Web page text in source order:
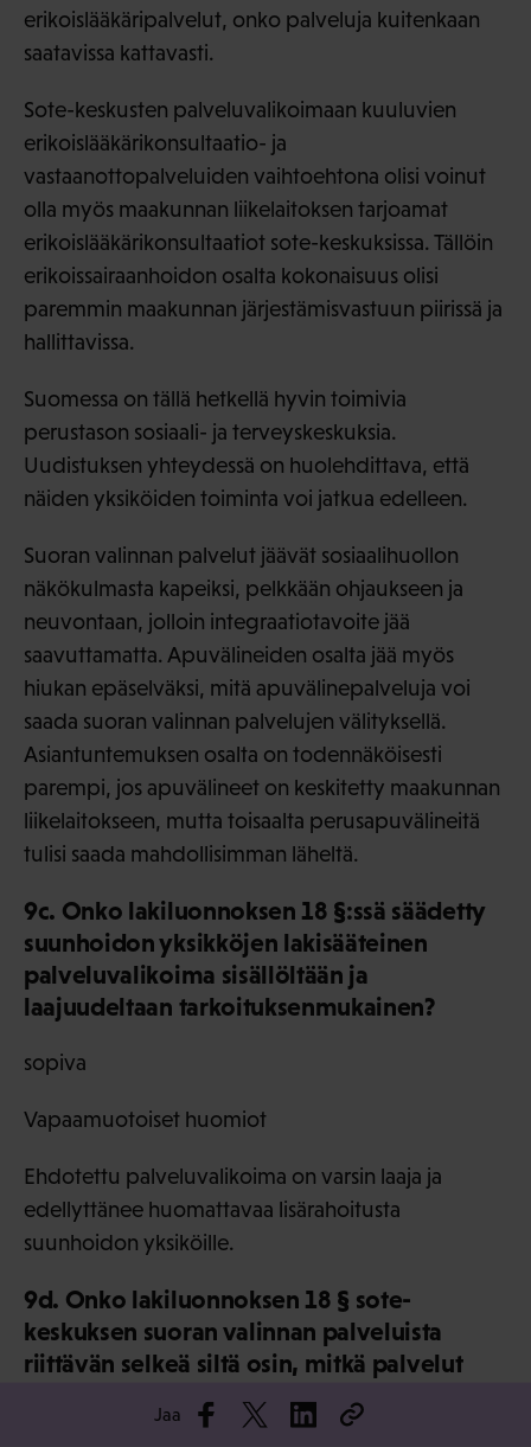
erikoislääkäripalvelut, onko palveluja kuitenkaan
saatavissa kattavasti.
Sote-keskusten palveluvalikoimaan kuuluvien
erikoislääkärikonsultaatio- ja
vastaanottopalveluiden vaihtoehtona olisi voinut
olla myös maakunnan liikelaitoksen tarjoamat
erikoislääkärikonsultaatiot sote-keskuksissa. Tällöin
erikoissairaanhoidon osalta kokonaisuus olisi
paremmin maakunnan järjestämisvastuun piirissä ja
hallittavissa.
Suomessa on tällä hetkellä hyvin toimivia
perustason sosiaali- ja terveyskeskuksia.
Uudistuksen yhteydessä on huolehdittava, että
näiden yksiköiden toiminta voi jatkua edelleen.
Suoran valinnan palvelut jäävät sosiaalihuollon
näkökulmasta kapeiksi, pelkkään ohjaukseen ja
neuvontaan, jolloin integraatiotavoite jää
saavuttamatta. Apuvälineiden osalta jää myös
hiukan epäselväksi, mitä apuvälinepalveluja voi
saada suoran valinnan palvelujen välityksellä.
Asiantuntemuksen osalta on todennäköisesti
parempi, jos apuvälineet on keskitetty maakunnan
liikelaitokseen, mutta toisaalta perusapuvälineitä
tulisi saada mahdollisimman läheltä.
9c. Onko lakiluonnoksen 18 §:ssä säädetty
suunhoidon yksikköjen lakisääteinen
palveluvalikoima sisällöltään ja
laajuudeltaan tarkoituksenmukainen?
sopiva
Vapaamuotoiset huomiot
Ehdotettu palveluvalikoima on varsin laaja ja
edellyttänee huomattavaa lisärahoitusta
suunhoidon yksiköille.
9d. Onko lakiluonnoksen 18 § sote-
keskuksen suoran valinnan palveluista
riittävän selkeä siltä osin, mitkä palvelut
kuuluvat suoran valinnan palvelujen piiriin
ja mitkä kuuluvat maakunnan liikelaitoksen
Jaa